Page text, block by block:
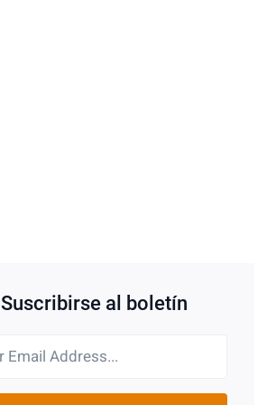
Suscribirse al boletín